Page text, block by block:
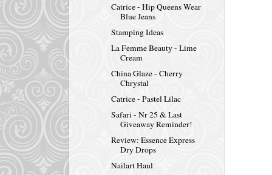
Catrice - Hip Queens Wear
Blue Jeans
Stamping Ideas
La Femme Beauty - Lime
Cream
China Glaze - Cherry
Chrystal
Catrice - Pastel Lilac
Safari - Nr 25 & Last
Giveaway Reminder!
Review: Essence Express
Dry Drops
Nailart Haul